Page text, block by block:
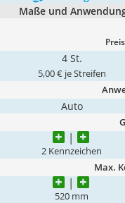
Maße und
4 St.
5,00 € je Streifen
Auto
2 Kennzeichen
Max.
520 mm